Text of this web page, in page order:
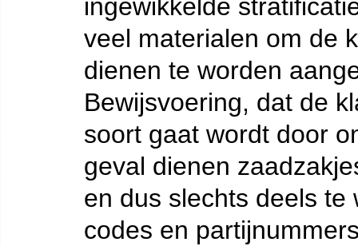
ingewikkelde
veel materialen om de
dienen te worden
Bewijsvoering, dat de
soort gaat wordt door
geval dienen
en dus slechts deels
codes en